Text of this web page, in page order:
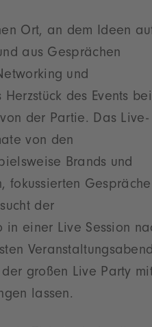
Ort, an dem Ideen
aus Gesprächen
und
des Events bei
der Partie. Das Live-
von den
Brands und
fokussierten
der
in einer Live Session
großen Live Party
lassen.